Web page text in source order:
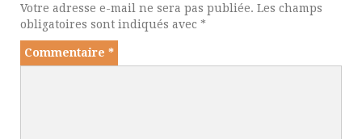
Votre adresse e-mail ne sera pas publiée. Les champs
obligatoires sont indiqués avec *
Commentaire *